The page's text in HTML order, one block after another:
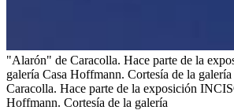
"Alarón" de Caracolla. Hace parte de la
galería Casa Hoffmann. Cortesía de la galería
Caracolla. Hace parte de la exposición
Hoffmann. Cortesía de la galería